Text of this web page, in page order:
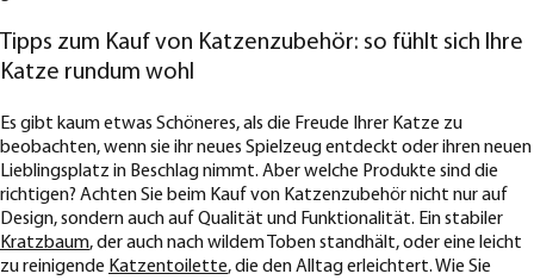
Tipps zum Kauf von Katzenzubehör: so fühlt sich Ihre
Katze rundum wohl
Es gibt kaum etwas Schöneres, als die Freude Ihrer Katze zu
beobachten, wenn sie ihr neues Spielzeug entdeckt oder ihren neuen
Lieblingsplatz in Beschlag nimmt. Aber welche Produkte sind die
richtigen? Achten Sie beim Kauf von Katzenzubehör nicht nur auf
Design, sondern auch auf Qualität und Funktionalität. Ein stabiler
Kratzbaum, der auch nach wildem Toben standhält, oder eine leicht
zu reinigende Katzentoilette, die den Alltag erleichtert. Wie Sie